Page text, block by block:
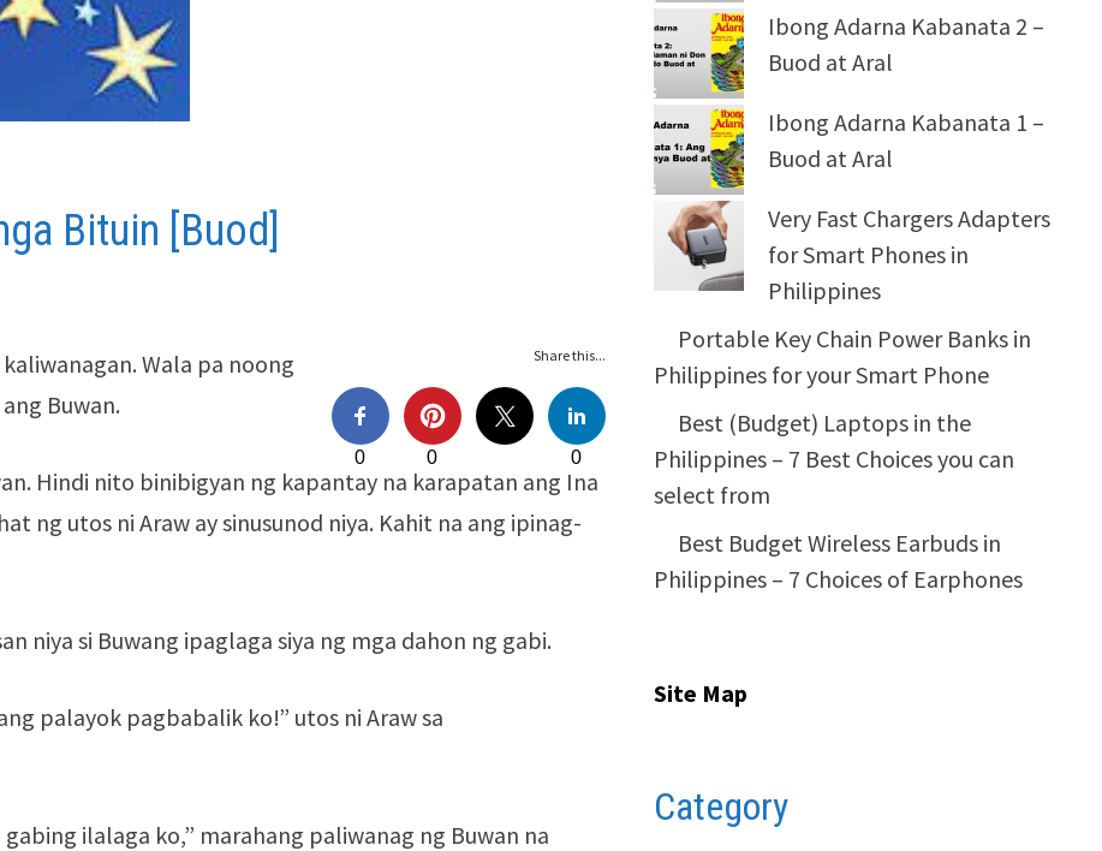
Bituin [Buod]
Share this...
0 0 0
Wala pa noong
Buwan.
Hindi nito binibigyan ng kapantay na karapatan ang Ina
ng utos ni Araw ay sinusunod niya. Kahit na ang ipinag-
niya si Buwang ipaglaga siya ng mga dahon ng gabi.
palayok pagbabalik ko!” utos ni Araw sa
ilalaga ko,” marahang paliwanag ng Buwan na
Ibong Adarna Kabanata 2 –
Buod at Aral
Ibong Adarna Kabanata 1 –
Buod at Aral
Very Fast Chargers Adapters
for Smart Phones in
Philippines
Portable Key Chain Power Banks in
Philippines for your Smart Phone
Best (Budget) Laptops in the
Philippines – 7 Best Choices you can
select from
Best Budget Wireless Earbuds in
Philippines – 7 Choices of Earphones
Site Map
Category